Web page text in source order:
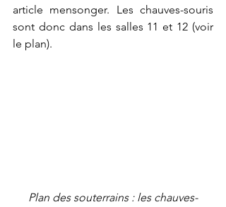
article mensonger. Les chauves-souris
sont donc dans les salles 11 et 12 (voir
le plan).
Plan des souterrains : les chauves-